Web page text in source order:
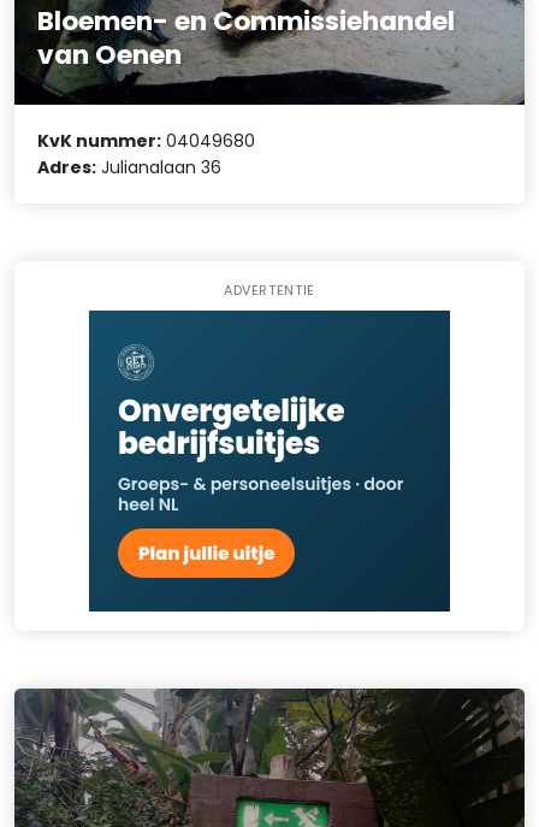
Bloemen- en Commissiehandel
van Oenen
KvK nummer: 04049680
Adres: Julianalaan 36
ADVERTENTIE